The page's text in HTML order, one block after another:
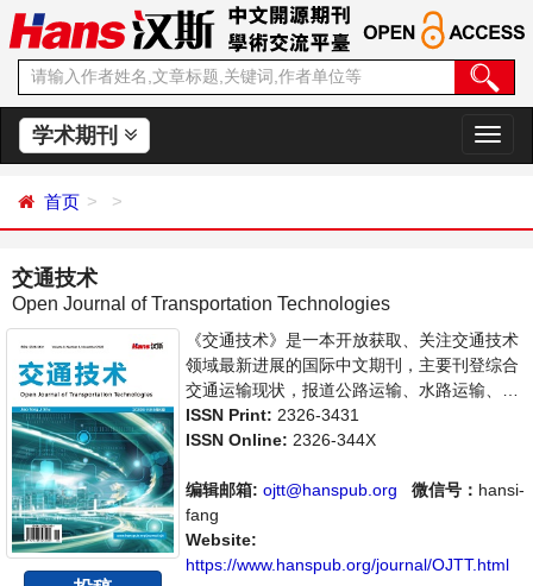
学术期刊
切
换
首页
交通技术
Open Journal of Transportation Technologies
《交通技术》是一本开放获取、关注交通技术
领域最新进展的国际中文期刊，主要刊登综合
交通运输现状，报道公路运输、水路运输、运
输工程、交通规划与管理实践方面的学术进展
和发展动态。本刊支持思想创新、学术创新，
体，旨在给世界范围内的科学家、学者、科研
人员提供一个传播、分享和讨论交通技术领域
内不同方向问题与发展的交流平台。
ISSN Print: 2326-3431
ISSN Online: 2326-344X
编辑邮箱: ojtt@hanspub.org 微信号： hansi-
fang
Website:
https://www.hanspub.org/journal/OJTT.html